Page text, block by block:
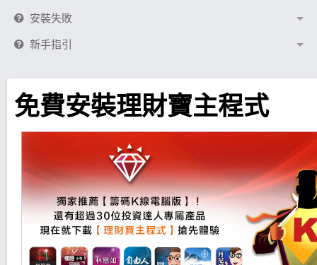
安裝失敗
新手指引
免費安裝理財寶主程式